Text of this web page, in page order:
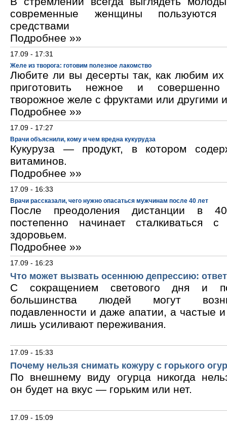
современные женщины пользуются
средствами
Подробнее »»
17.09 - 17:31
Желе из творога: готовим полезное лакомство
Любите ли вы десерты так, как любим
приготовить нежное и
творожное желе с фруктами или другими
Подробнее »»
17.09 - 17:27
Врачи объяснили, кому и чем вредна кукурудза
Кукуруза — продукт, в котором
витаминов.
Подробнее »»
17.09 - 16:33
Врачи рассказали, чего нужно опасаться мужчинам после 40 лет
После преодоления дистанции в
постепенно начинает сталкиваться
здоровьем.
Подробнее »»
17.09 - 16:23
Что может вызвать осеннюю депрессию:
С сокращением светового дня и
большинства людей могут
подавленности и даже апатии, а частые
лишь усиливают переживания.
17.09 - 15:33
Почему нельзя снимать кожуру с горького
По внешнему виду огурца никогда
он будет на вкус — горьким или нет.
17.09 - 15:09